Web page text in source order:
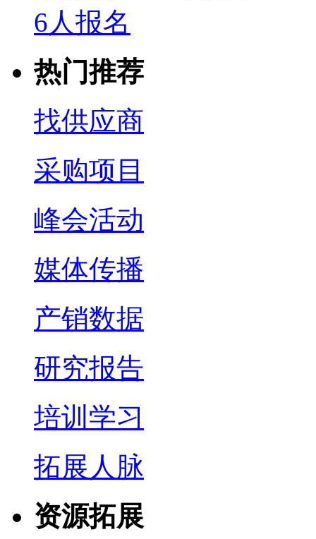
6人报名
热门推荐
找供应商
采购项目
峰会活动
媒体传播
产销数据
研究报告
培训学习
拓展人脉
资源拓展